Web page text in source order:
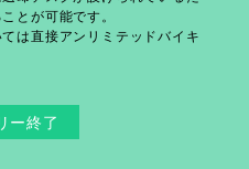
とが可能です。
は直接アンリミテッドバイキ
ー終了